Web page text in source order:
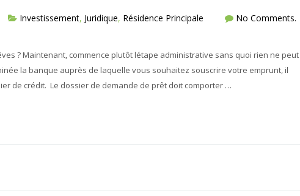
Investissement, Juridique, Résidence Principale No Comments.
? Maintenant, commence plutôt létape administrative sans quoi rien ne peut
la banque auprès de laquelle vous souhaitez souscrire votre emprunt, il
de crédit. Le dossier de demande de prêt doit comporter …